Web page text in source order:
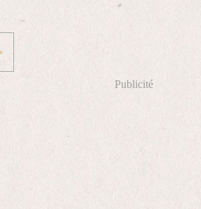
Publicité